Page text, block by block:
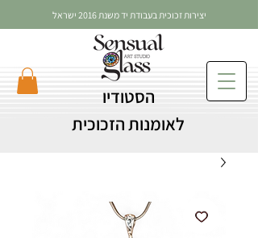
הסטודיו
לאומנות הזכוכית
יצירות זכוכית בעבודת יד משנת 2016 ישראל